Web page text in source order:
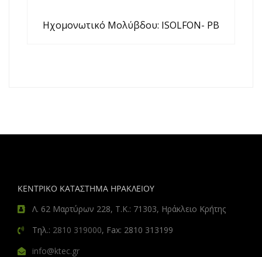
Ηχομονωτικό Μολύβδου: ISOLFON- PB
ΚΕΝΤΡΙΚΟ ΚΑΤΑΣΤΗΜΑ ΗΡΑΚΛΕΙΟΥ
Λ. 62 Μαρτύρων 228, Τ.Κ.: 71303, Ηράκλειο Κρήτης
Τηλ.: 2810 319000, Fax: 2810 313199
info@ktec.gr